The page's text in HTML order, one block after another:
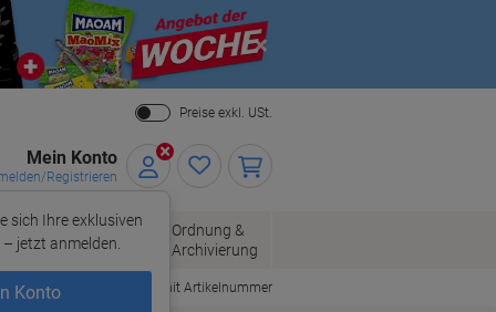
Close
Preise exkl. USt.
Mein Konto
Registrieren
sich Ihre exklusiven
jetzt anmelden.
Konto
Bürobedarf
Ordnung &
Archivierung
Bestellen mit Artikelnummer